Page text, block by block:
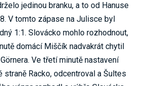
jedinou branku, a to od Hanuse
V tomto zápase na Julisce byl
1:1. Slovácko mohlo rozhodnout,
domácí Miščík nadvakrát chytil
Ve třetí minutě nastavení
straně Racko, odcentroval a Šultes